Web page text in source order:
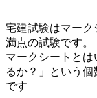
宅建試験はマーク
満点の試験です。
マークシートと
るか？」という
です